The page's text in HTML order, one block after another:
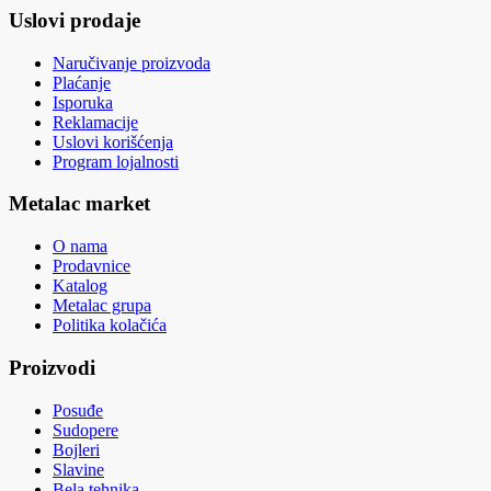
Uslovi prodaje
Naručivanje proizvoda
Plaćanje
Isporuka
Reklamacije
Uslovi korišćenja
Program lojalnosti
Metalac market
O nama
Prodavnice
Katalog
Metalac grupa
Politika kolačića
Proizvodi
Posuđe
Sudopere
Bojleri
Slavine